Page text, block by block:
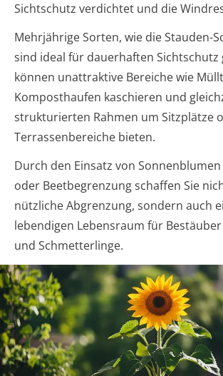
Sichtschutz verdichtet und die
Mehrjährige Sorten, wie die Stauden-
sind ideal für dauerhaften Sichtschutz
können unattraktive Bereiche wie
Komposthaufen kaschieren und
strukturierten Rahmen um Sitzplätze
Terrassenbereiche bieten.
Durch den Einsatz von
oder Beetbegrenzung schaffen Sie
nützliche Abgrenzung, sondern auch
lebendigen Lebensraum für
und Schmetterlinge.